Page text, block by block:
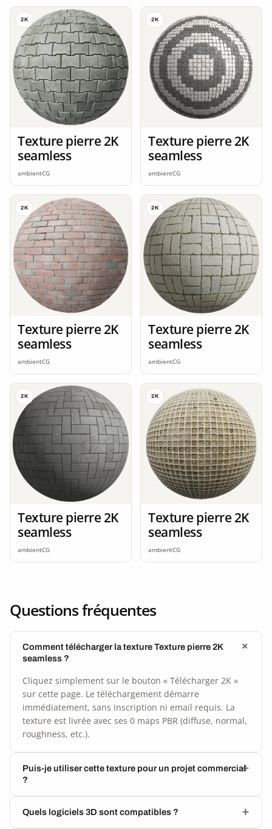
2K
Texture pierre 2K
seamless
ambientCG
2K
Texture pierre 2K
seamless
ambientCG
2K
Texture pierre 2K
seamless
ambientCG
2K
Texture pierre 2K
seamless
ambientCG
2K
Texture pierre 2K
seamless
ambientCG
2K
Texture pierre 2K
seamless
ambientCG
Questions fréquentes
Comment télécharger la texture Texture pierre 2K
seamless ?
Cliquez simplement sur le bouton « Télécharger 2K »
sur cette page. Le téléchargement démarre
immédiatement, sans inscription ni email requis. La
texture est livrée avec ses 0 maps PBR (diffuse, normal,
roughness, etc.).
Puis-je utiliser cette texture pour un projet commercial
?
Quels logiciels 3D sont compatibles ?